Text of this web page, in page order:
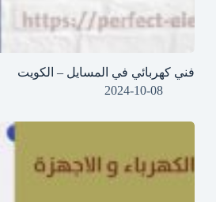
فني كهربائي في المسايل – الكويت
2024-10-08